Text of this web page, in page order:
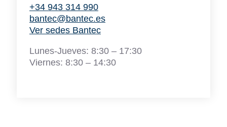
+34 943 314 990
bantec@bantec.es
Ver sedes Bantec
Lunes-Jueves: 8:30 – 17:30
Viernes: 8:30 – 14:30